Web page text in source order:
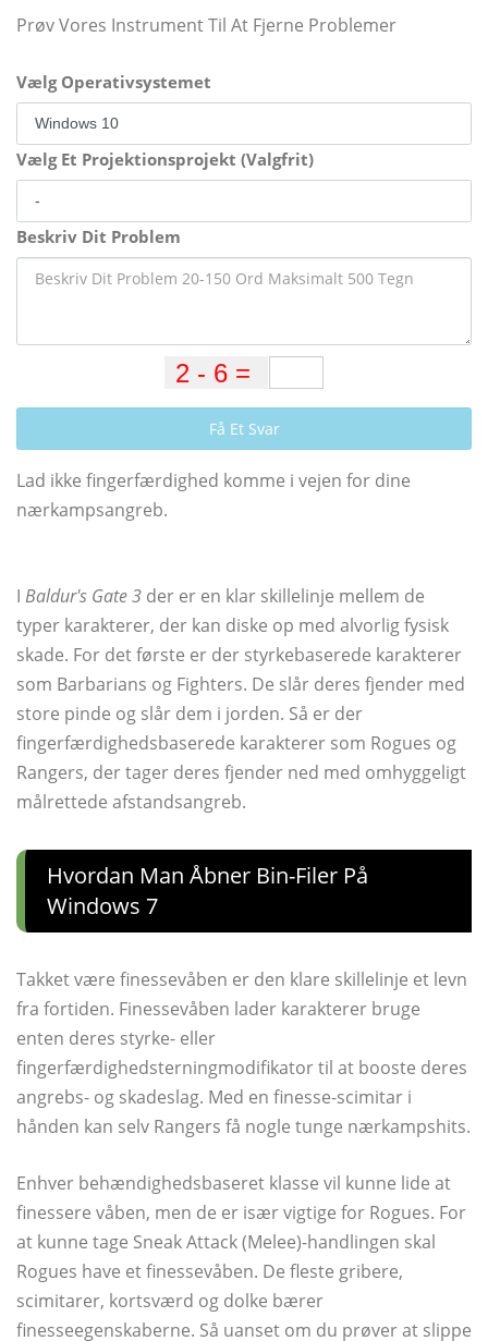
Prøv Vores Instrument Til At Fjerne Problemer
Vælg Operativsystemet
Vælg Et Projektionsprojekt (Valgfrit)
Beskriv Dit Problem
Få Et Svar
Lad ikke fingerfærdighed komme i vejen for dine
nærkampsangreb.
I Baldur's Gate 3 der er en klar skillelinje mellem de
typer karakterer, der kan diske op med alvorlig fysisk
skade. For det første er der styrkebaserede karakterer
som Barbarians og Fighters. De slår deres fjender med
store pinde og slår dem i jorden. Så er der
fingerfærdighedsbaserede karakterer som Rogues og
Rangers, der tager deres fjender ned med omhyggeligt
målrettede afstandsangreb.
Hvordan Man Åbner Bin-Filer På
Windows 7
Takket være finessevåben er den klare skillelinje et levn
fra fortiden. Finessevåben lader karakterer bruge
enten deres styrke- eller
fingerfærdighedsterningmodifikator til at booste deres
angrebs- og skadeslag. Med en finesse-scimitar i
hånden kan selv Rangers få nogle tunge nærkampshits.
Enhver behændighedsbaseret klasse vil kunne lide at
finessere våben, men de er især vigtige for Rogues. For
at kunne tage Sneak Attack (Melee)-handlingen skal
Rogues have et finessevåben. De fleste gribere,
scimitarer, kortsværd og dolke bærer
finesseegenskaberne. Så uanset om du prøver at slippe